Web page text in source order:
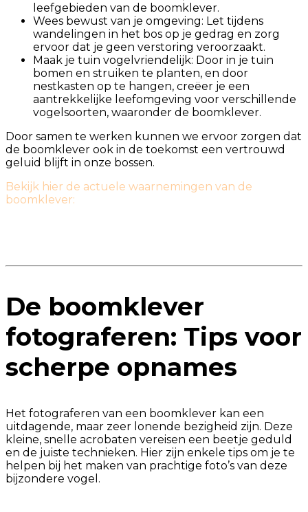
leefgebieden van de boomklever.
Wees bewust van je omgeving: Let tijdens
wandelingen in het bos op je gedrag en zorg
ervoor dat je geen verstoring veroorzaakt.
Maak je tuin vogelvriendelijk: Door in je tuin
bomen en struiken te planten, en door
nestkasten op te hangen, creëer je een
aantrekkelijke leefomgeving voor verschillende
vogelsoorten, waaronder de boomklever.
Door samen te werken kunnen we ervoor zorgen dat
de boomklever ook in de toekomst een vertrouwd
geluid blijft in onze bossen.
Bekijk hier de actuele waarnemingen van de
boomklever:
De boomklever
fotograferen: Tips voor
scherpe opnames
Het fotograferen van een boomklever kan een
uitdagende, maar zeer lonende bezigheid zijn. Deze
kleine, snelle acrobaten vereisen een beetje geduld
en de juiste technieken. Hier zijn enkele tips om je te
helpen bij het maken van prachtige foto’s van deze
bijzondere vogel.